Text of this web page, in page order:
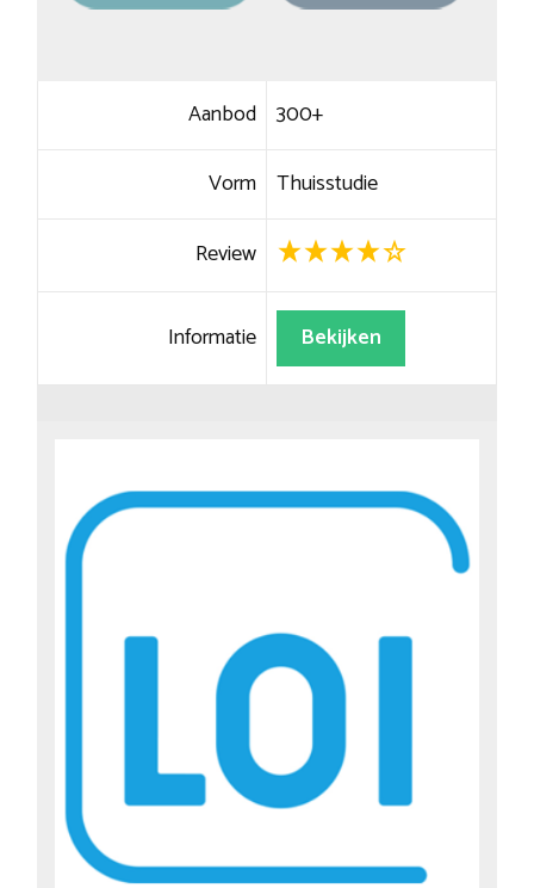
Aanbod 300+
Vorm Thuisstudie
Review
Informatie Bekijken